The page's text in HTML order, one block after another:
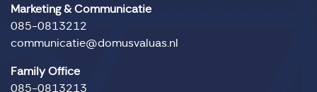
Marketing & Communicatie
085-0813212
communicatie@domusvaluas.nl
Family Office
085-0813213